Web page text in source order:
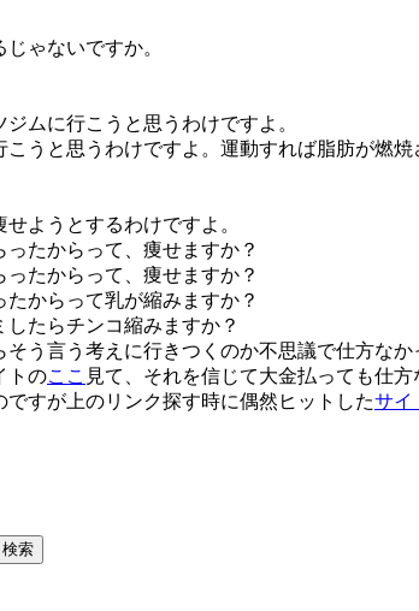
ゃないですか。
ムに行こうと思うわけですよ。
うと思うわけですよ。運動すれば脂肪が燃
ようとするわけですよ。
たからって、痩せますか？
たからって、痩せますか？
からって乳が縮みますか？
たらチンコ縮みますか？
う言う考えに行きつくのか不思議で仕方なか
トのここ 見て、それを信じて大金払っても仕方
すが上のリンク探す時に偶然ヒットしたサイ
検索